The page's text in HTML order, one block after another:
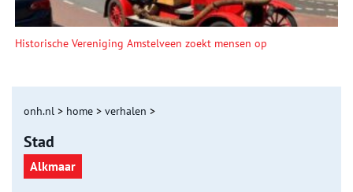
Historische Vereniging Amstelveen zoekt mensen op
onh.nl > home > verhalen >
Stad
Alkmaar